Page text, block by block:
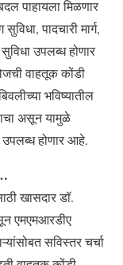
पाहायला मिळणार
पादचारी मार्ग,
उपलब्ध होणार
वाहतूक कोंडी
भविष्यातील
असून यामुळे
होणार आहे.
खासदार डॉ.
एमएमआरडीए
सविस्तर चर्चा